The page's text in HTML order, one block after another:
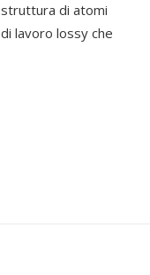
di atomi
lavoro lossy che